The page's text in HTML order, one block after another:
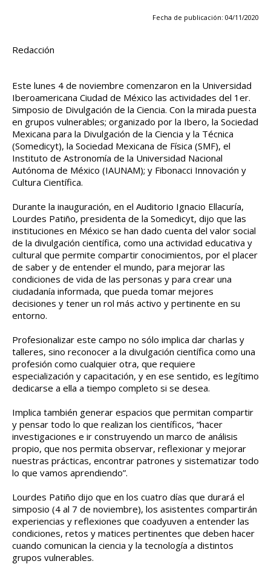
Fecha de publicación: 04/11/2020
Redacción
Este lunes 4 de noviembre comenzaron en la Universidad
Iberoamericana Ciudad de México las actividades del 1er.
Simposio de Divulgación de la Ciencia. Con la mirada puesta
en grupos vulnerables; organizado por la Ibero, la Sociedad
Mexicana para la Divulgación de la Ciencia y la Técnica
(Somedicyt), la Sociedad Mexicana de Física (SMF), el
Instituto de Astronomía de la Universidad Nacional
Autónoma de México (IAUNAM); y Fibonacci Innovación y
Cultura Científica.
Durante la inauguración, en el Auditorio Ignacio Ellacuría,
Lourdes Patiño, presidenta de la Somedicyt, dijo que las
instituciones en México se han dado cuenta del valor social
de la divulgación científica, como una actividad educativa y
cultural que permite compartir conocimientos, por el placer
de saber y de entender el mundo, para mejorar las
condiciones de vida de las personas y para crear una
ciudadanía informada, que pueda tomar mejores
decisiones y tener un rol más activo y pertinente en su
entorno.
Profesionalizar este campo no sólo implica dar charlas y
talleres, sino reconocer a la divulgación científica como una
profesión como cualquier otra, que requiere
especialización y capacitación, y en ese sentido, es legítimo
dedicarse a ella a tiempo completo si se desea.
Implica también generar espacios que permitan compartir
y pensar todo lo que realizan los científicos, “hacer
investigaciones e ir construyendo un marco de análisis
propio, que nos permita observar, reflexionar y mejorar
nuestras prácticas, encontrar patrones y sistematizar todo
lo que vamos aprendiendo”.
Lourdes Patiño dijo que en los cuatro días que durará el
simposio (4 al 7 de noviembre), los asistentes compartirán
experiencias y reflexiones que coadyuven a entender las
condiciones, retos y matices pertinentes que deben hacer
cuando comunican la ciencia y la tecnología a distintos
grupos vulnerables.